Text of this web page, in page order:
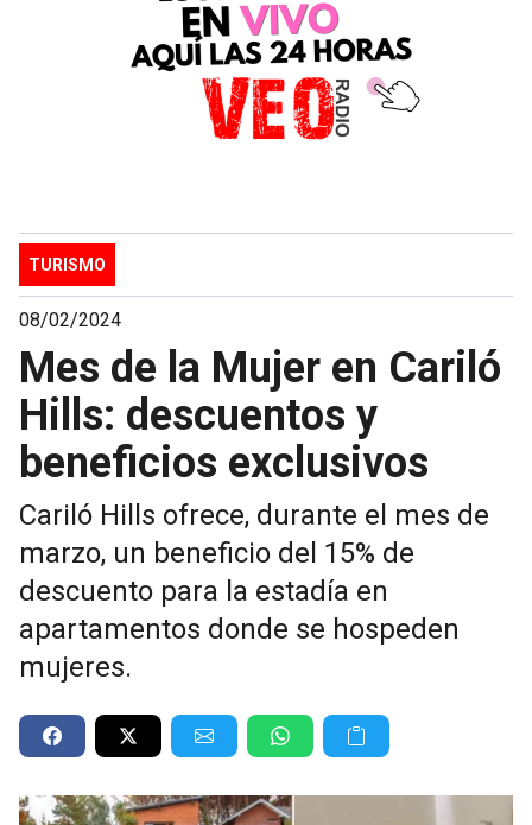
TURISMO
08/02/2024
Mes de la Mujer en Cariló
Hills: descuentos y
beneficios exclusivos
Cariló Hills ofrece, durante el mes de
marzo, un beneficio del 15% de
descuento para la estadía en
apartamentos donde se hospeden
mujeres.